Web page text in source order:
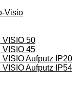
Visio
VISIO 50
VISIO 45
Aufputz IP20
Aufputz IP54